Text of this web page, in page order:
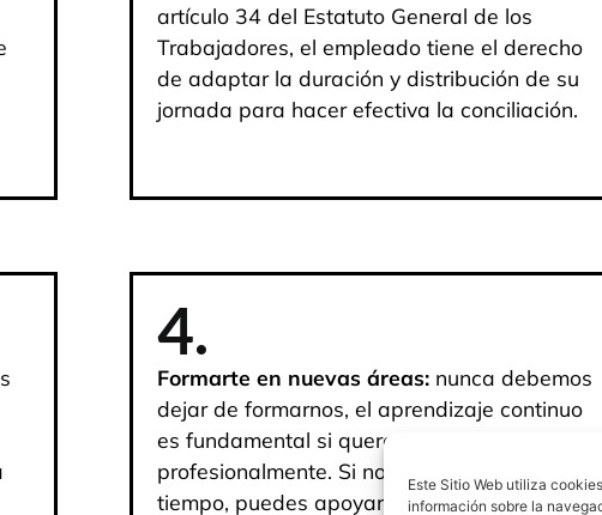
Este Sitio Web utiliza
información sobre la
artículo 34 del Estatuto General de los
Trabajadores, el empleado tiene el derecho
de adaptar la duración y distribución de su
jornada para hacer efectiva la conciliación.
4.
Formarte en nuevas áreas: nunca debemos
dejar de formarnos, el aprendizaje continuo
es fundamental si queremos seguir creciendo
profesionalmente. Si no dispones de mucho
tiempo, puedes apoyarte en canales